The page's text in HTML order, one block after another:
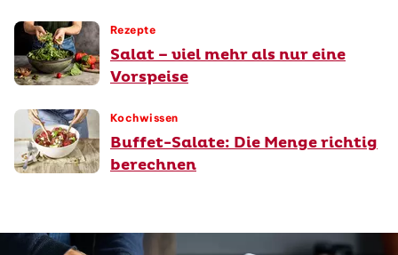
Rezepte
Salat – viel mehr als nur eine
Vorspeise
Kochwissen
Buffet-Salate: Die Menge richtig
berechnen